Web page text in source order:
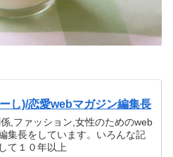
し)/恋愛webマガジン編集長
,ファッション,女性のためのweb
集長をしています。いろんな記
て１０年以上